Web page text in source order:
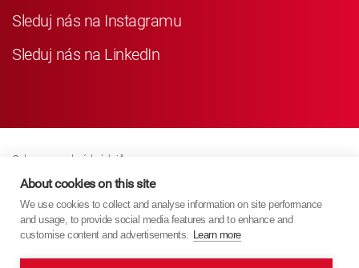
Sleduj nás na Instagramu
Sleduj nás na LinkedIn
Ochrana osobních údajů
Business Partner Privacy
Zásady Souborů Cookies
Modern Slavery Act Policy
About cookies on this site
We use cookies to collect and analyse information on site performance
and usage, to provide social media features and to enhance and
customise content and advertisements. Learn more